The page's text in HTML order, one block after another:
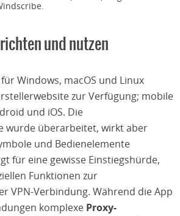
und nutzen
Windows, macOS und Linux
zur Verfügung; mobile
und iOS. Die
wurde überarbeitet, wirkt aber
und Bedienelemente
für eine gewisse Einstiegshürde,
Funktionen zur
VPN-Verbindung. Während die App
komplexe Proxy-